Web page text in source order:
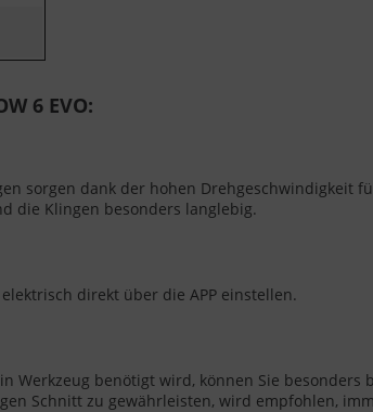
6 EVO:
sorgen dank der hohen Drehgeschwindigkeit
die Klingen besonders langlebig.
direkt über die APP einstellen.
Werkzeug benötigt wird, können Sie
Schnitt zu gewährleisten, wird empfohlen,